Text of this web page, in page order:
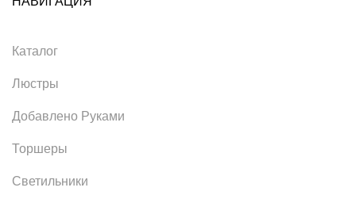
Каталог
Люстры
Добавлено Руками
Торшеры
Светильники